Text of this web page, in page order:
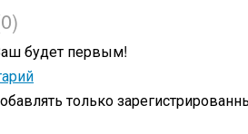
будет первым!
только